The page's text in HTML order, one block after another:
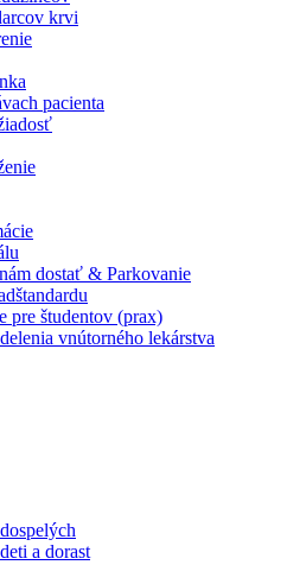
krvi
pacienta
dostať & Parkovanie
pre študentov (prax)
vnútorného lekárstva
a dorast